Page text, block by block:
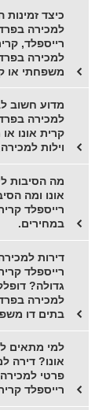
כיצד
למכירה
רייספלד,
למכירה
משפחתי או
מדוע חשוב
למכירה
קרית אונו
וילות
מה הסיבות
אונו ומה
רייספלד
במחירים.
דירות
רייספלד
גדולה?
למכירה
בתים דו
למי מתאים
אונו? דירה
פרטי
רייספלד